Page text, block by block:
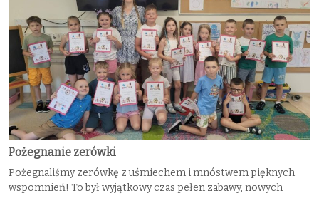
Pożegnanie zerówki
Pożegnaliśmy zerówkę z uśmiechem i mnóstwem pięknych
wspomnień! To był wyjątkowy czas pełen zabawy, nowych